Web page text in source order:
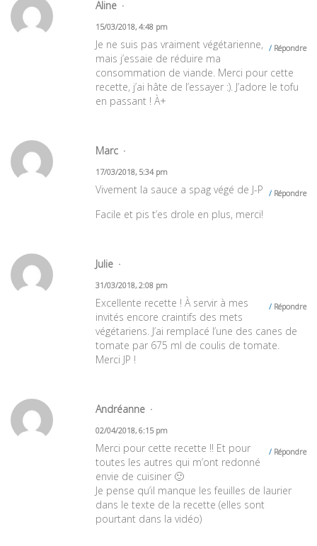
Aline
15/03/2018, 4:48 pm
Répondre
Je ne suis pas vraiment végétarienne,
mais j’essaie de réduire ma
consommation de viande. Merci pour cette
recette, j’ai hâte de l’essayer :). J’adore le tofu
en passant ! À+
Marc
17/03/2018, 5:34 pm
Répondre
Vivement la sauce a spag végé de J-P
Facile et pis t’es drole en plus, merci!
Julie
31/03/2018, 2:08 pm
Répondre
Excellente recette ! À servir à mes
invités encore craintifs des mets
végétariens. J’ai remplacé l’une des canes de
tomate par 675 ml de coulis de tomate.
Merci JP !
Andréanne
02/04/2018, 6:15 pm
Répondre
Merci pour cette recette !! Et pour
toutes les autres qui m’ont redonné
envie de cuisiner 🙂
Je pense qu’il manque les feuilles de laurier
dans le texte de la recette (elles sont
pourtant dans la vidéo)